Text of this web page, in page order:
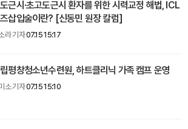
근시·초고도근시 환자를 위한 시력교정 해법, ICL
삽입술이란? [신동민 원장 칼럼]
라 기자07.15 15:17
평창청소년수련원, 하트클리닉 가족 캠프 운영
소 기자07.15 15:10